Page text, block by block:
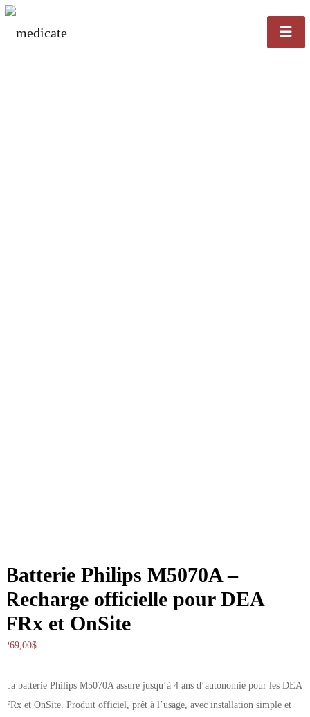
Batterie Philips M5070A –
Recharge officielle pour DEA
FRx et OnSite
269,00$
La batterie Philips M5070A assure jusqu’à 4 ans d’autonomie pour les DEA
FRx et OnSite. Produit officiel, prêt à l’usage, avec installation simple et